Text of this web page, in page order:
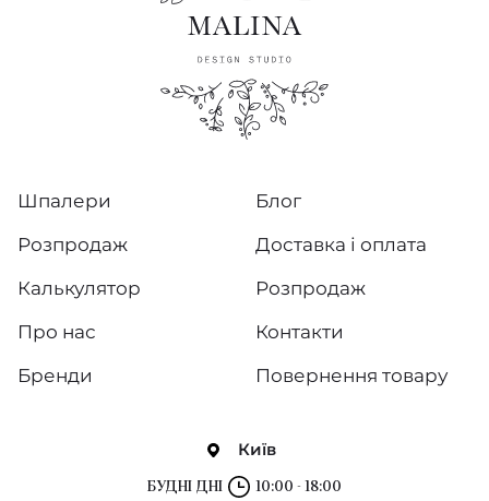
Київ
БУДНІ ДНІ
10:00 - 18:00
Шпалери
Розпродаж
Калькулятор
Про нас
Бренди
Блог
Доставка і оплата
Розпродаж
Контакти
Повернення товару